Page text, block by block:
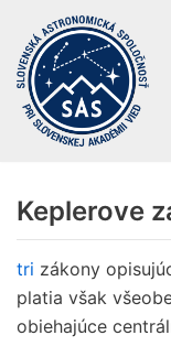
Preskočiť
na
obsah
Keplerove
tri zákony
platia však
obiehajúce